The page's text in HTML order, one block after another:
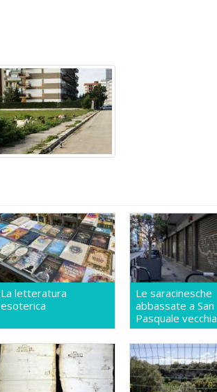
La letteratura
esoterica
Le saracinesche
abbassate a San
Pasquale vecchia